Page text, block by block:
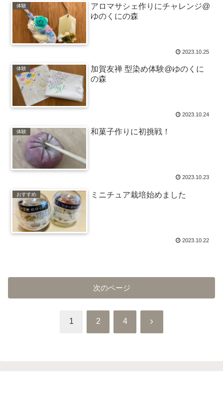
体験
アロマサシェ作りにチャレンジ@
ゆのくにの森
2023.10.25
体験
加賀友禅 型染め体験@ゆのくに
の森
2023.10.24
体験 和菓子作りに初挑戦！
2023.10.23
おすすめ ミニチュア栽培始めました
2023.10.22
次のページ
1 2 4 次